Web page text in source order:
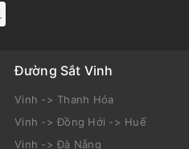
Đường Sắt Vinh
Vinh -> Thanh Hóa
Vinh -> Đồng Hới -> Huế
Vinh -> Đà Nẵng